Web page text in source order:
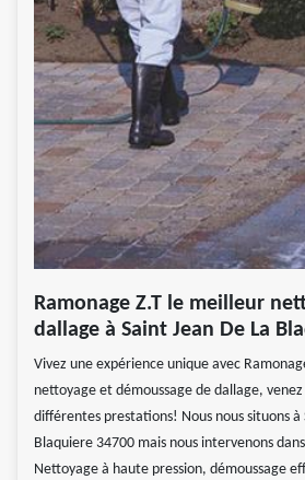
Ramonage Z.T le meilleur
dallage à Saint Jean De La
Vivez une expérience unique avec
nettoyage et démoussage de dallage,
différentes prestations! Nous nous situons à
Blaquiere 34700 mais nous intervenons
Nettoyage à haute pression, démoussage